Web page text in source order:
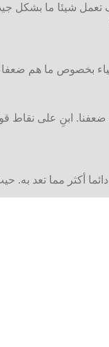
شيئا ما بشكل
بخصوص ما هم
ضعفنا. ابنِ على
أكثر مما تعد به.